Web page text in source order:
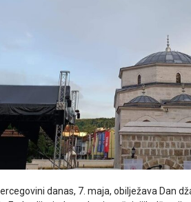
danas, 7. maja, obilježava Dan